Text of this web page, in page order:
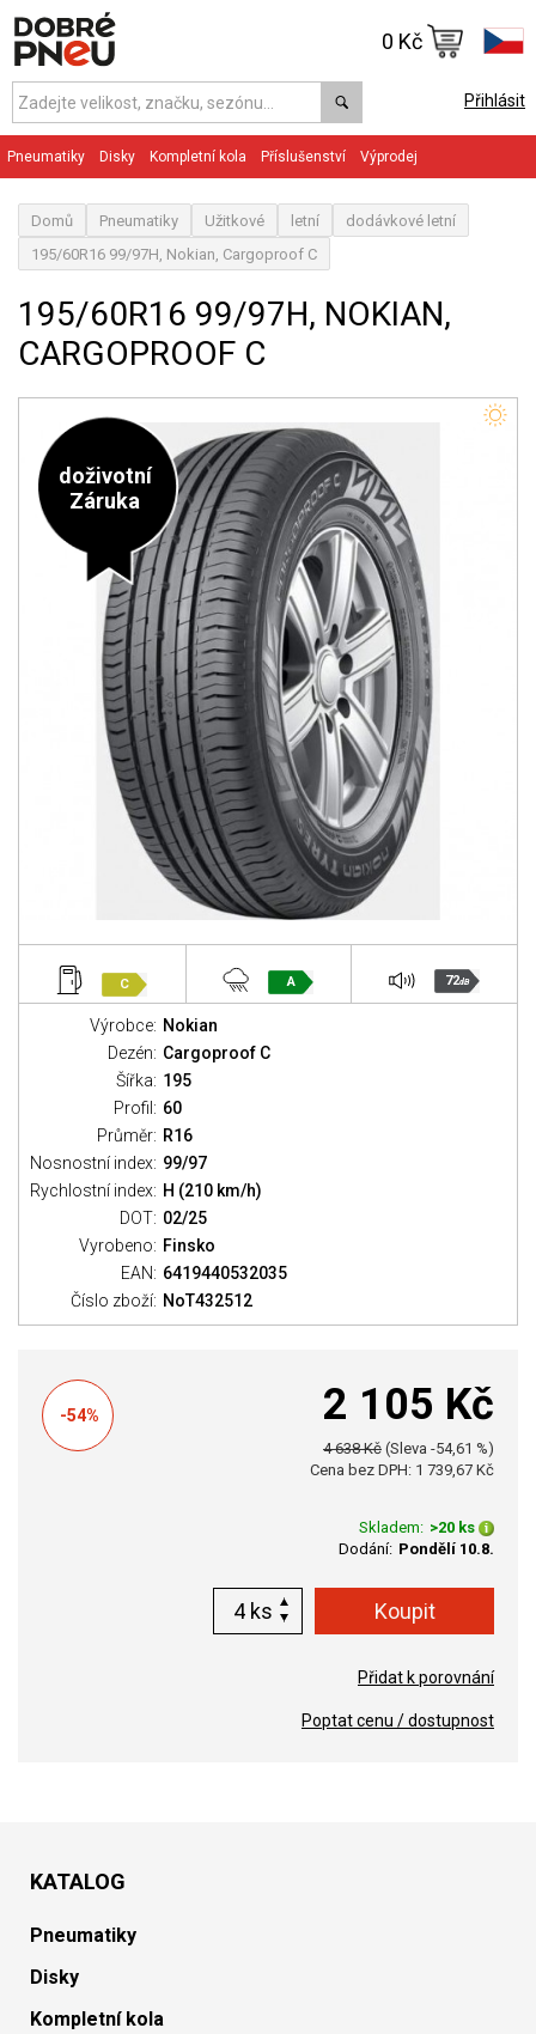
Přihlásit
0 Kč
Pneumatiky Disky Kompletní kola Příslušenství Výprodej
Domů Pneumatiky Užitkové letní
dodávkové letní
195/60R16 99/97H, Nokian, Cargoproof C
195/60R16 99/97H, NOKIAN,
CARGOPROOF C
doživotní
Záruka
C A 72dB
Výrobce: Nokian
Dezén: Cargoproof C
Šířka: 195
Profil: 60
Průměr: R16
Nosnostní index: 99/97
Rychlostní index: H (210 km/h)
DOT: 02/25
Vyrobeno: Finsko
EAN: 6419440532035
Číslo zboží: NoT432512
-54% 2 105 Kč
4 638 Kč (Sleva -54,61 %)
Cena bez DPH: 1 739,67 Kč
Skladem: >20 ks
Dodání: Pondělí 10.8.
ks
Přidat k porovnání
Poptat cenu / dostupnost
KATALOG
Pneumatiky
Disky
Kompletní kola